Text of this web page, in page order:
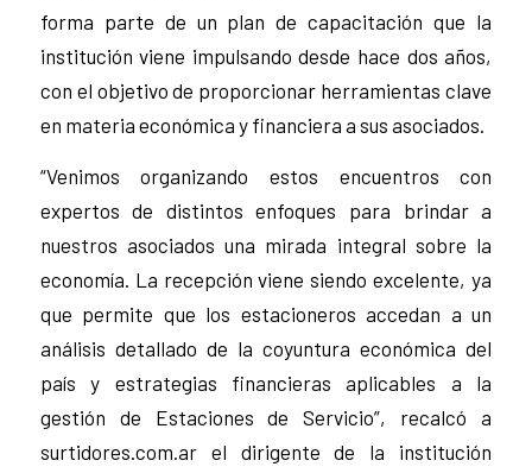
forma parte de un plan de capacitación que la
institución viene impulsando desde hace dos años,
con el objetivo de proporcionar herramientas clave
en materia económica y financiera a sus asociados.
“Venimos organizando estos encuentros con
expertos de distintos enfoques para brindar a
nuestros asociados una mirada integral sobre la
economía. La recepción viene siendo excelente, ya
que permite que los estacioneros accedan a un
análisis detallado de la coyuntura económica del
país y estrategias financieras aplicables a la
gestión de Estaciones de Servicio”, recalcó a
surtidores.com.ar el dirigente de la institución